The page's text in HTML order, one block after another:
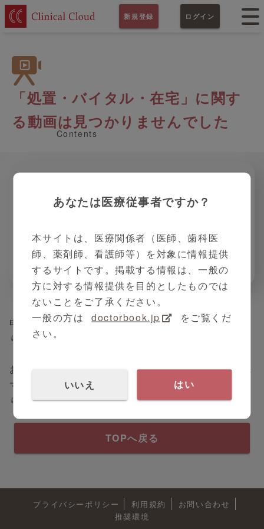
新規登録 ログイン
「処置・バイタル・在宅」に関す
る動画は見つかりませんでした
Contents
遠隔診療関連
バルスオキシメーター
ネブライザー・吸引器
認知症関連
その他
申し訳ありませんが、お探しのコンテンツは見つか
りませんでした。
お手数ですが、PC画面左側のサイドバーまたは、ス
マートフォン画面右上のハンバーガーメニューよ
り、再度コンテンツの検索をお願いいたします。
TOPへ戻る
プライバシーポリシー 利用規約
お問い合わせ
推奨環境
あなたは医療従事者ですか？
本サイトは、医療関係者（医師、歯科医
師、薬剤師、看護師等）を対象に情報提供
するサイトです。掲載する情報は、一般の
方に対する情報提供を目的としたものでは
ないことをご了承ください。
一般の方は
doctorbook.jp
をご覧くだ
さい。
いいえ はい